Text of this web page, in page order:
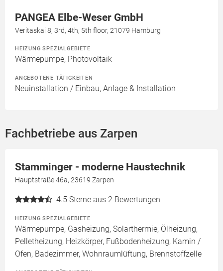
PANGEA Elbe-Weser GmbH
Veritaskai 8, 3rd, 4th, 5th floor, 21079 Hamburg
HEIZUNG SPEZIALGEBIETE
Wärmepumpe, Photovoltaik
ANGEBOTENE TÄTIGKEITEN
Neuinstallation / Einbau, Anlage & Installation
Fachbetriebe aus Zarpen
Stamminger - moderne Haustechnik
Hauptstraße 46a, 23619 Zarpen
4.5 Sterne aus 2 Bewertungen
HEIZUNG SPEZIALGEBIETE
Wärmepumpe, Gasheizung, Solarthermie, Ölheizung,
Pelletheizung, Heizkörper, Fußbodenheizung, Kamin /
Ofen, Badezimmer, Wohnraumlüftung, Brennstoffzelle